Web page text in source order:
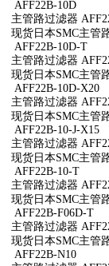
AFF22B-10D
主管路过滤器
现货日本SMC主管
AFF22B-10D-T
主管路过滤器
现货日本SMC主管
AFF22B-10D-X20
主管路过滤器
现货日本SMC主管
AFF22B-10-J-X15
主管路过滤器
现货日本SMC主管
AFF22B-10-T
主管路过滤器
现货日本SMC主管
AFF22B-F06D-T
主管路过滤器
现货日本SMC主管
AFF22B-N10